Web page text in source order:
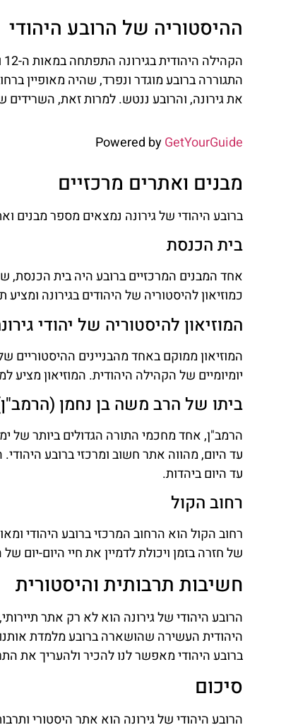
ההיסטוריה של הרובע היהודי
את גירונה, והרובע ננטש. למרות זאת, השרידים
Powered byGetYourGuide
מבנים ואתרים מרכזיים
ברובע היהודי של גירונה נמצאים מספר מבנים
בית הכנסת
אחד המבנים המרכזיים ברובע היה בית
כמוזיאון להיסטוריה של היהודים בגירונה ומציע
המוזיאון להיסטוריה של יהודי
המוזיאון ממוקם באחד מהבניינים
יומיומיים של הקהילה היהודית. המוזיאון
ביתו של הרב משה בן נחמן
הרמב"ן, אחד מחכמי התורה הגדולים ביותר של
עד היום, מהווה אתר חשוב ומרכזי ברובע
עד היום ביהדות.
רחוב הקול
רחוב הקול הוא הרחוב המרכזי ברובע היהודי
של חזרה בזמן ויכולת לדמיין את חיי היום-יום
חשיבות תרבותית והיסטורית
הרובע היהודי של גירונה הוא לא רק אתר
היהודית העשירה שהושארה ברובע מלמדת
ברובע היהודי מאפשר לנו להכיר ולהעריך את
סיכום
הרובע היהודי של גירונה הוא אתר היסטורי
השוואת מחירים
לחצו
פה!